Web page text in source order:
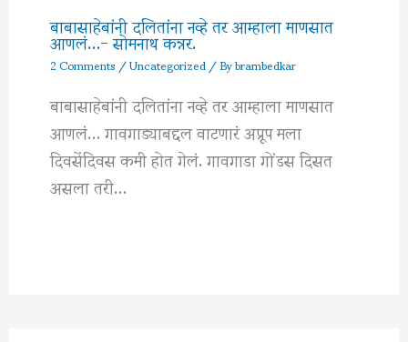
बाबासाहेबांनी दलितांना नव्हे तर आम्हाला माणसात
आणलं…- सोमनाथ कन्नर.
2 Comments/Uncategorized/ Bybrambedkar
बाबासाहेबांनी दलितांना नव्हे तर आम्हाला माणसात
आणलं… गावगाड्याबद्दल वाटणारं अप्रूप मला
दिवसेंदिवस कमी होत गेलं. गावगाडा गोंडस दिसत
असला तरी…